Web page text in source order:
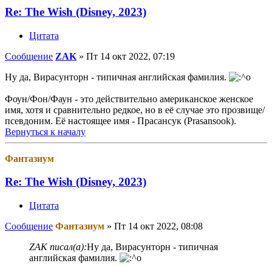
Re: The Wish (Disney, 2023)
Цитата
Сообщение ZAK » Пт 14 окт 2022, 07:19
Ну да, Вирасунторн - типичная английская фамилия.
Фоун/Фон/Фаун - это действительно американское женское
имя, хотя и сравнительно редкое, но в её случае это прозвище/
псевдоним. Её настоящее имя - Прасансук (Prasansook).
Вернуться к началу
Фантазиум
Re: The Wish (Disney, 2023)
Цитата
Сообщение Фантазиум » Пт 14 окт 2022, 08:08
ZAK писал(а):Ну да, Вирасунторн - типичная
английская фамилия.